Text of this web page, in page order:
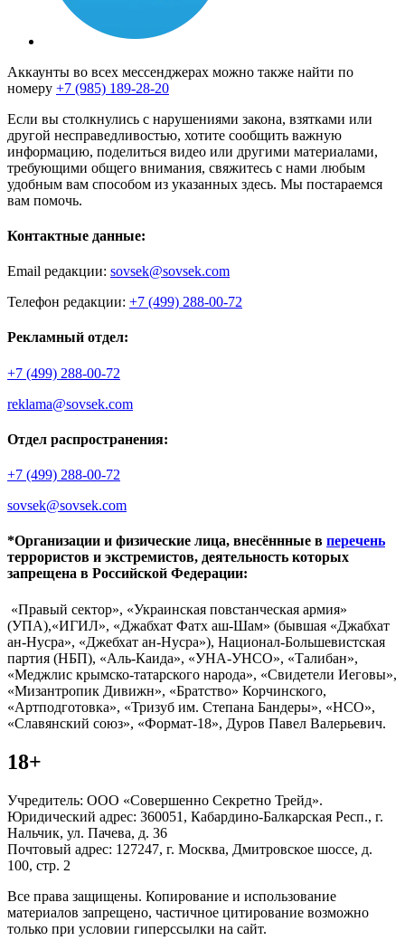
Аккаунты во всех мессенджерах можно также найти по
номеру +7 (985) 189-28-20
Если вы столкнулись с нарушениями закона, взятками или
другой несправедливостью, хотите сообщить важную
информацию, поделиться видео или другими материалами,
требующими общего внимания, свяжитесь с нами любым
удобным вам способом из указанных здесь. Мы постараемся
вам помочь.
Контактные данные:
Email редакции: sovsek@sovsek.com
Телефон редакции: +7 (499) 288-00-72
Рекламный отдел:
+7 (499) 288-00-72
reklama@sovsek.com
Отдел распространения:
+7 (499) 288-00-72
sovsek@sovsek.com
*Организации и физические лица, внесённные в перечень
террористов и экстремистов, деятельность которых
запрещена в Российской Федерации:
«Правый сектор», «Украинская повстанческая армия»
(УПА),«ИГИЛ», «Джабхат Фатх аш-Шам» (бывшая «Джабхат
ан-Нусра», «Джебхат ан-Нусра»), Национал-Большевистская
партия (НБП), «Аль-Каида», «УНА-УНСО», «Талибан»,
«Меджлис крымско-татарского народа», «Свидетели Иеговы»,
«Мизантропик Дивижн», «Братство» Корчинского,
«Артподготовка», «Тризуб им. Степана Бандеры», «НСО»,
«Славянский союз», «Формат-18», Дуров Павел Валерьевич.
18+
Учредитель: ООО «Совершенно Секретно Трейд».
Юридический адрес: 360051, Кабардино-Балкарская Респ., г.
Нальчик, ул. Пачева, д. 36
Почтовый адрес: 127247, г. Москва, Дмитровское шоссе, д.
100, стр. 2
Все права защищены. Копирование и использование
материалов запрещено, частичное цитирование возможно
только при условии гиперссылки на сайт.